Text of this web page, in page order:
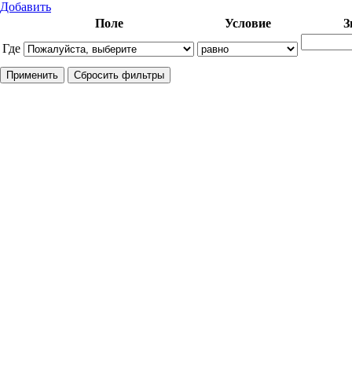
Добавить
Где
Поле Условие